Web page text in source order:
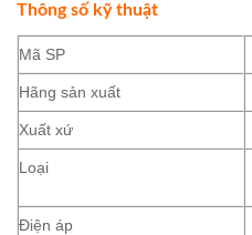
Thông số kỹ thuật
Mã SP
Hãng sản xuất
Xuất xứ
Loại
Điện áp